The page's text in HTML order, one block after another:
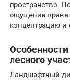
пространство.
ощущение
концентрацию и
лесного
Ландшафтный